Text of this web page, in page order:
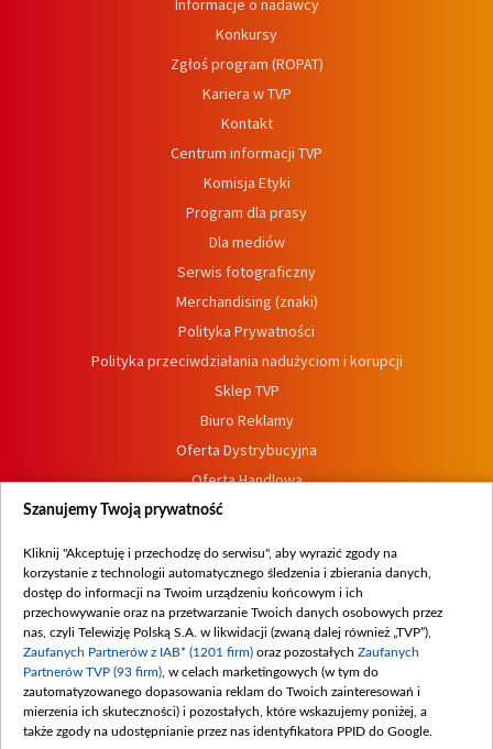
Informacje o nadawcy
Konkursy
Zgłoś program (ROPAT)
Kariera w TVP
Kontakt
Centrum informacji TVP
Komisja Etyki
Program dla prasy
Dla mediów
Serwis fotograficzny
Merchandising (znaki)
Polityka Prywatności
Polityka przeciwdziałania nadużyciom i korupcji
Sklep TVP
Biuro Reklamy
Oferta Dystrybucyjna
Oferta Handlowa
Dostępność
Procedura zgłoszeń wewnętrznych
Szanujemy Twoją prywatność
Kliknij "Akceptuję i przechodzę do serwisu", aby wyrazić zgody na
korzystanie z technologii automatycznego śledzenia i zbierania danych,
dostęp do informacji na Twoim urządzeniu końcowym i ich
przechowywanie oraz na przetwarzanie Twoich danych osobowych przez
nas, czyli Telewizję Polską S.A. w likwidacji (zwaną dalej również „TVP”),
Zaufanych Partnerów z IAB* (1201 firm) oraz pozostałych Zaufanych
Partnerów TVP (93 firm) , w celach marketingowych (w tym do
zautomatyzowanego dopasowania reklam do Twoich zainteresowań i
mierzenia ich skuteczności) i pozostałych, które wskazujemy poniżej, a
także zgody na udostępnianie przez nas identyfikatora PPID do Google.